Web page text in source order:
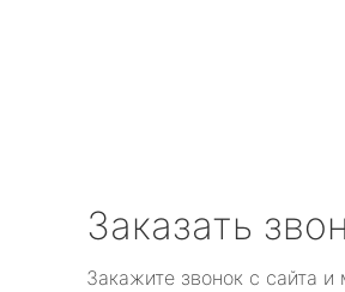
Заказать
Закажите звонок с сайта и